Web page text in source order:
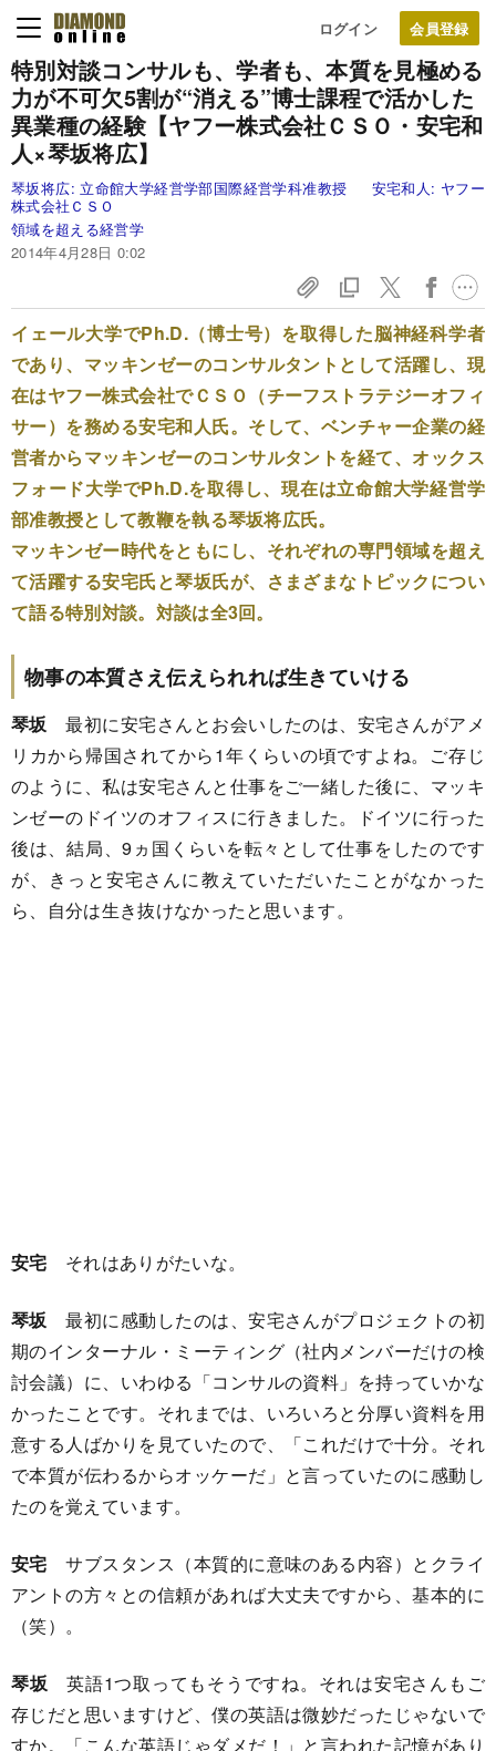
ログイン
特別対談コンサルも、学者も、本質を見極める
力が不可欠5割が“消える”博士課程で活かした
異業種の経験【ヤフー株式会社ＣＳＯ・安宅和
人×琴坂将広】
琴坂将広: 立命館大学経営学部国際経営学科准教授 安宅和人: ヤフー
株式会社ＣＳＯ
領域を超える経営学
2014年4月28日 0:02
イェール大学でPh.D.（博士号）を取得した脳神経科学者
であり、マッキンゼーのコンサルタントとして活躍し、現
在はヤフー株式会社でＣＳＯ（チーフストラテジーオフィ
サー）を務める安宅和人氏。そして、ベンチャー企業の経
営者からマッキンゼーのコンサルタントを経て、オックス
フォード大学でPh.D.を取得し、現在は立命館大学経営学
部准教授として教鞭を執る琴坂将広氏。
マッキンゼー時代をともにし、それぞれの専門領域を超え
て活躍する安宅氏と琴坂氏が、さまざまなトピックについ
て語る特別対談。対談は全3回。
物事の本質さえ伝えられれば生きていける
琴坂 最初に安宅さんとお会いしたのは、安宅さんがアメ
リカから帰国されてから1年くらいの頃ですよね。ご存じ
のように、私は安宅さんと仕事をご一緒した後に、マッキ
ンゼーのドイツのオフィスに行きました。ドイツに行った
後は、結局、9ヵ国くらいを転々として仕事をしたのです
が、きっと安宅さんに教えていただいたことがなかった
ら、自分は生き抜けなかったと思います。
安宅 それはありがたいな。
琴坂 最初に感動したのは、安宅さんがプロジェクトの初
期のインターナル・ミーティング（社内メンバーだけの検
討会議）に、いわゆる「コンサルの資料」を持っていかな
かったことです。それまでは、いろいろと分厚い資料を用
意する人ばかりを見ていたので、「これだけで十分。それ
で本質が伝わるからオッケーだ」と言っていたのに感動し
たのを覚えています。
安宅 サブスタンス（本質的に意味のある内容）とクライ
アントの方々との信頼があれば大丈夫ですから、基本的に
（笑）。
琴坂 英語1つ取ってもそうですね。それは安宅さんもご
存じだと思いますけど、僕の英語は微妙だったじゃないで
すか。「こんな英語じゃダメだ！」と言われた記憶があり